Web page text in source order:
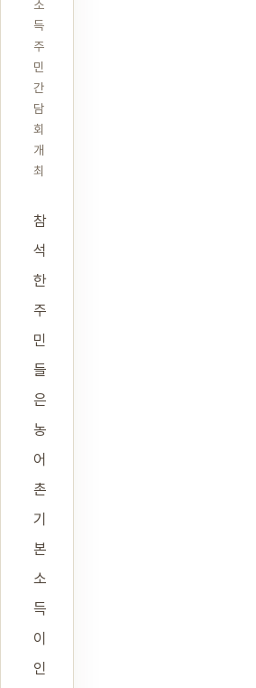
소
득
주
민
간
담
회
개
최
참
석
한
주
민
들
은
농
어
촌
기
본
소
득
이
인